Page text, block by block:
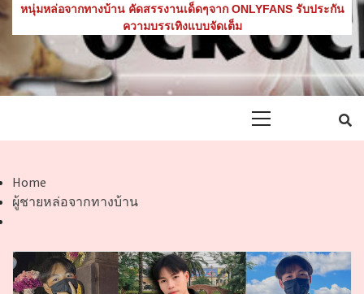
หนุ่มหล่อจากทางบ้าน คัดสรรงานเด็ดๆจาก ONLYFANS รับประกัน
ความบรรเทิงแบบจัดเต็ม
Home
ผู้ชายหล่อจากทางบ้าน